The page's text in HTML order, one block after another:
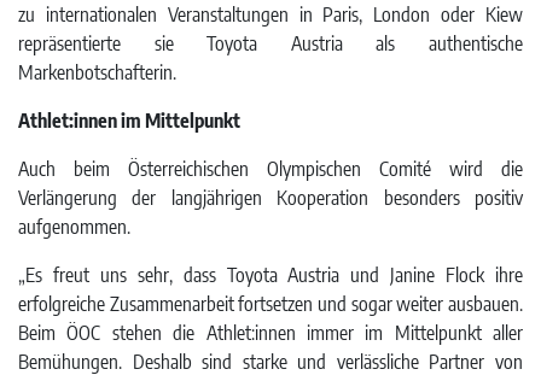
zu internationalen Veranstaltungen in Paris, London oder Kiew
repräsentierte sie Toyota Austria als authentische
Markenbotschafterin.
Athlet:innen im Mittelpunkt
Auch beim Österreichischen Olympischen Comité wird die
Verlängerung der langjährigen Kooperation besonders positiv
aufgenommen.
„Es freut uns sehr, dass Toyota Austria und Janine Flock ihre
erfolgreiche Zusammenarbeit fortsetzen und sogar weiter ausbauen.
Beim ÖOC stehen die Athlet:innen immer im Mittelpunkt aller
Bemühungen. Deshalb sind starke und verlässliche Partner von